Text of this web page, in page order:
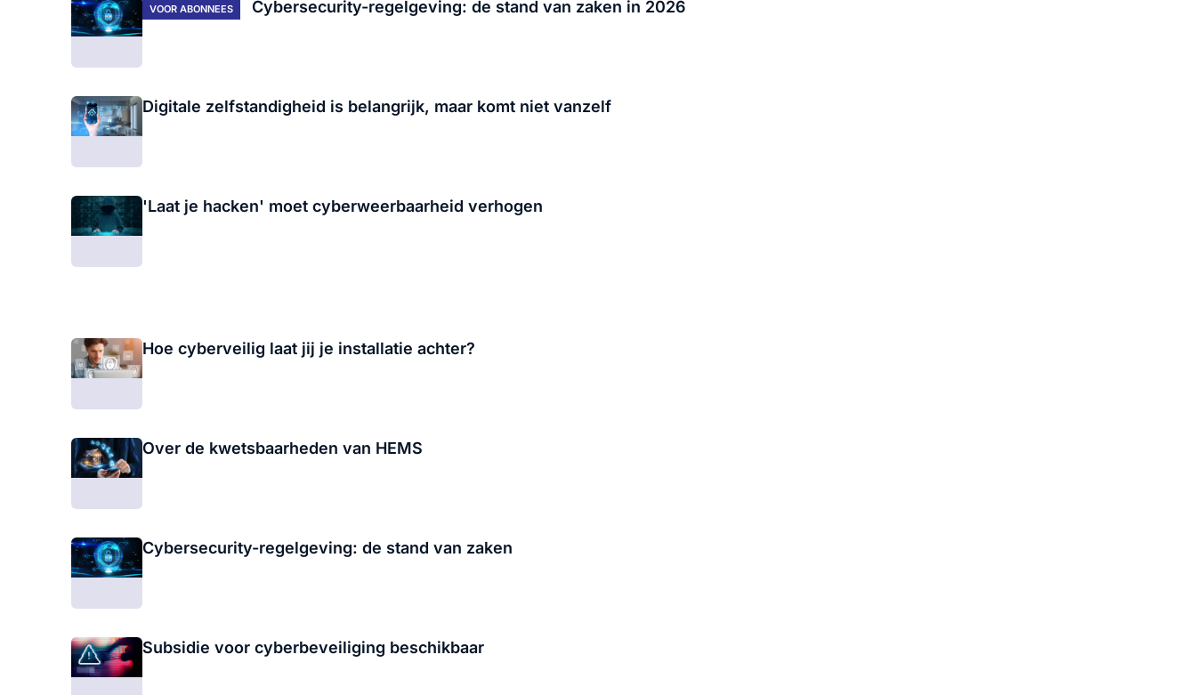
VOOR ABONNEES Cybersecurity-regelgeving: de stand van zaken in 2026
Digitale zelfstandigheid is belangrijk, maar komt niet vanzelf
'Laat je hacken' moet cyberweerbaarheid verhogen
Hoe cyberveilig laat jij je installatie achter?
Over de kwetsbaarheden van HEMS
Cybersecurity-regelgeving: de stand van zaken
Subsidie voor cyberbeveiliging beschikbaar